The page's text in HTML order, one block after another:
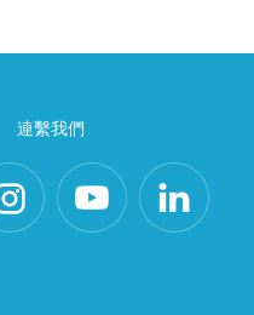
連繫我們